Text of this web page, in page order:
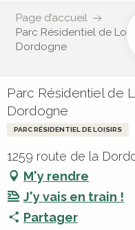
Page d’accueil
Parc Résidentiel de
Dordogne
Parc Résidentiel de
Dordogne
PARC RÉSIDENTIEL DE LOISIRS
1259 route de la
M'y rendre
J'y vais en train !
Partager